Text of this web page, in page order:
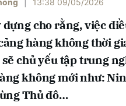
13:38 09/05/2026
dựng cho rằng, việc
hàng không thời
sẽ chủ yếu tập trung
không mới như:
Thủ đô…